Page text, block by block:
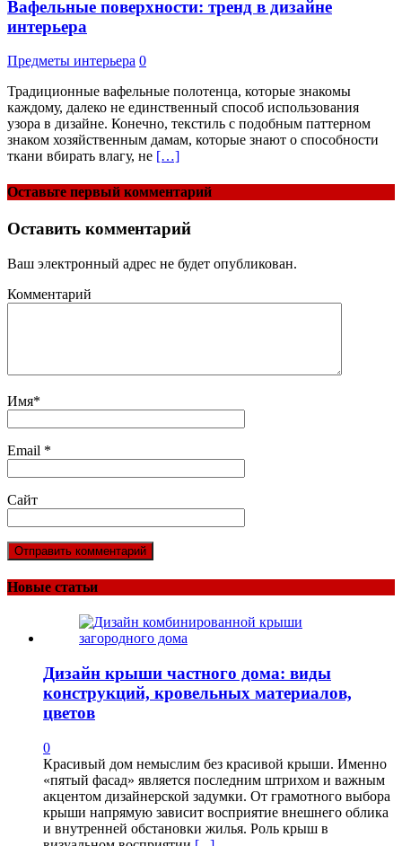
Вафельные поверхности: тренд в дизайне
интерьера
Предметы интерьера 0
Традиционные вафельные полотенца, которые знакомы
каждому, далеко не единственный способ использования
узора в дизайне. Конечно, текстиль с подобным паттерном
знаком хозяйственным дамам, которые знают о способности
ткани вбирать влагу, не […]
Оставьте первый комментарий
Оставить комментарий
Ваш электронный адрес не будет опубликован.
Комментарий
Имя*
Email *
Сайт
Новые статьи
Дизайн крыши частного дома: виды
конструкций, кровельных материалов,
цветов
0
Красивый дом немыслим без красивой крыши. Именно
«пятый фасад» является последним штрихом и важным
акцентом дизайнерской задумки. От грамотного выбора
крыши напрямую зависит восприятие внешнего облика
и внутренней обстановки жилья. Роль крыш в